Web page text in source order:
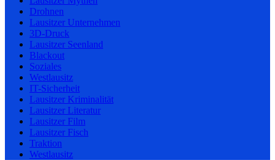
Drohnen
Lausitzer Unternehmen
3D-Druck
Lausitzer Seenland
Blackout
Soziales
Westlausitz
IT-Sicherheit
Lausitzer Kriminalität
Lausitzer Literatur
Lausitzer Film
Lausitzer Fisch
Traktion
Westlausitz